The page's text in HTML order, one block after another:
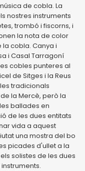
de cobla. La
nostres instruments
trombó i fiscorns, i
la nota de color
cobla. Canya i
i Casal Tarragoní
cobles punteres al
de Sitges i la Reus
tradicionals
la Mercè, però la
ballades en
de les dues entitats
vida a aquest
una mostra del bo
picades d'ullet a la
solistes de les dues